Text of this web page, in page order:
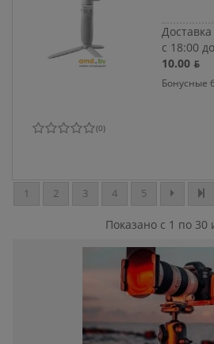
с 18:00
10.00 ƃ
Бонусные
(0)
1 2 3 4 5
Показано с 1 по 30